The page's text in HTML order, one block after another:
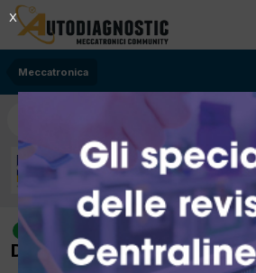
Meccatronica
risolto
[Kangoo 12/2009
Diesel] pinout elettropompa
X